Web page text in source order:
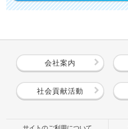
会社案内
社会貢献活動